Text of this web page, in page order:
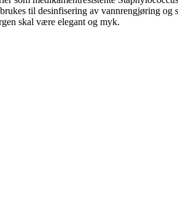
til desinfisering av vannrengjøring og
skal være elegant og myk.